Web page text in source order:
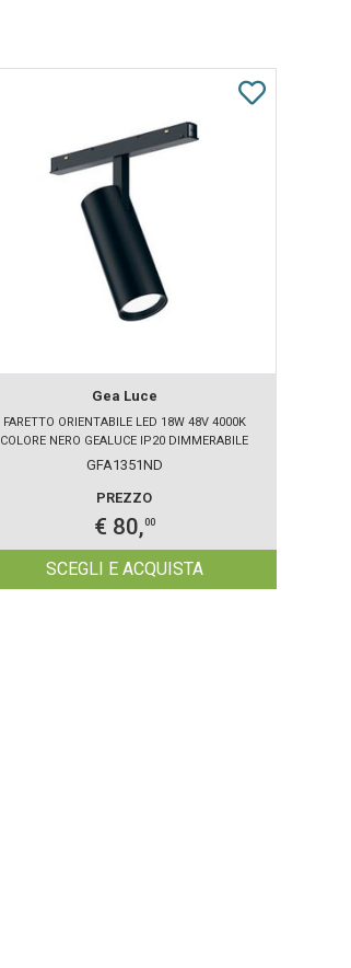
Gea Luce
FARETTO ORIENTABILE LED 18W 48V 4000K
COLORE NERO GEALUCE IP20 DIMMERABILE
GFA1351ND
PREZZO
€ 80,00
SCEGLI E ACQUISTA